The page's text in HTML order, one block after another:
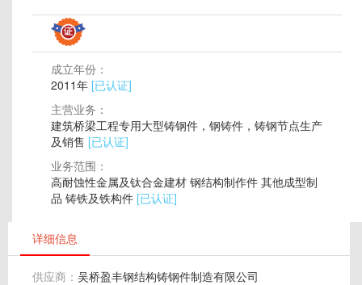
成立年份：
2011年 [已认证]
主营业务：
建筑桥梁工程专用大型铸钢件，钢铸件，铸钢节点生产
及销售 [已认证]
业务范围：
高耐蚀性金属及钛合金建材 钢结构制作件 其他成型制
品 铸铁及铁构件 [已认证]
详细信息
供应商： 吴桥盈丰钢结构铸钢件制造有限公司